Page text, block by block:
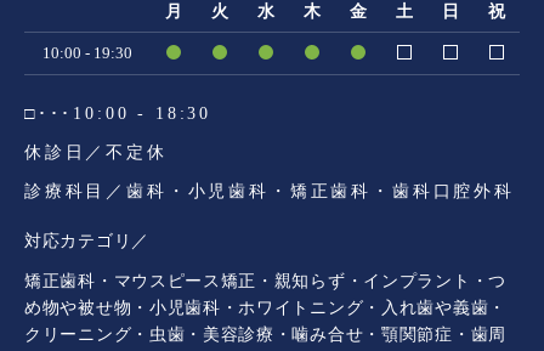
月 火 水 木 金 土 日 祝
10:00 - 19:30
□･･･10:00 - 18:30
休診日／不定休
診療科目／歯科・小児歯科・矯正歯科・歯科口腔外科
対応カテゴリ／
矯正歯科・マウスピース矯正・親知らず・インプラント・つ
め物や被せ物・小児歯科・ホワイトニング・入れ歯や義歯・
クリーニング・虫歯・美容診療・噛み合せ・顎関節症・歯周